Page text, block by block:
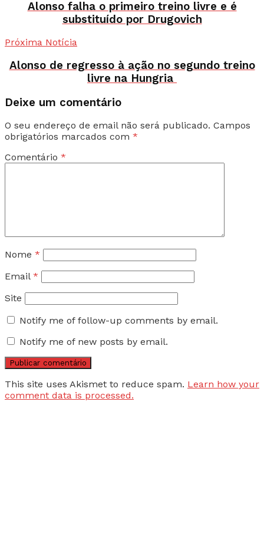
Alonso falha o primeiro treino livre e é
substituído por Drugovich
Próxima Notícia
Alonso de regresso à ação no segundo treino
livre na Hungria
Deixe um comentário
O seu endereço de email não será publicado. Campos
obrigatórios marcados com *
Comentário *
Nome *
Email *
Site
Notify me of follow-up comments by email.
Notify me of new posts by email.
This site uses Akismet to reduce spam. Learn how your
comment data is processed.